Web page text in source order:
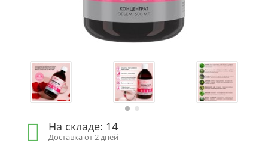
На складе: 14
Доставка от 2 дней